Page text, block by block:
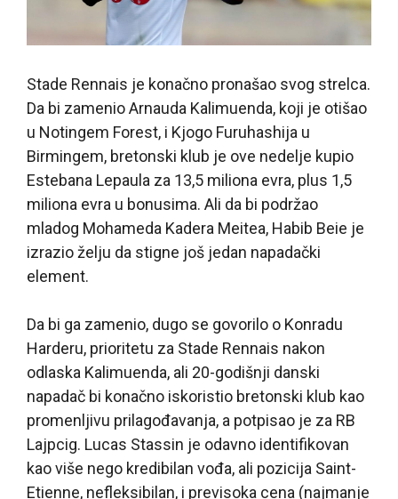
Stade Rennais je konačno pronašao svog strelca.
Da bi zamenio Arnauda Kalimuenda, koji je otišao
u Notingem Forest, i Kjogo Furuhashija u
Birmingem, bretonski klub je ove nedelje kupio
Estebana Lepaula za 13,5 miliona evra, plus 1,5
miliona evra u bonusima. Ali da bi podržao
mladog Mohameda Kadera Meitea, Habib Beie je
izrazio želju da stigne još jedan napadački
element.
Da bi ga zamenio, dugo se govorilo o Konradu
Harderu, prioritetu za Stade Rennais nakon
odlaska Kalimuenda, ali 20-godišnji danski
napadač bi konačno iskoristio bretonski klub kao
promenljivu prilagođavanja, a potpisao je za RB
Lajpcig. Lucas Stassin je odavno identifikovan
kao više nego kredibilan vođa, ali pozicija Saint-
Etienne, nefleksibilan, i previsoka cena (najmanje